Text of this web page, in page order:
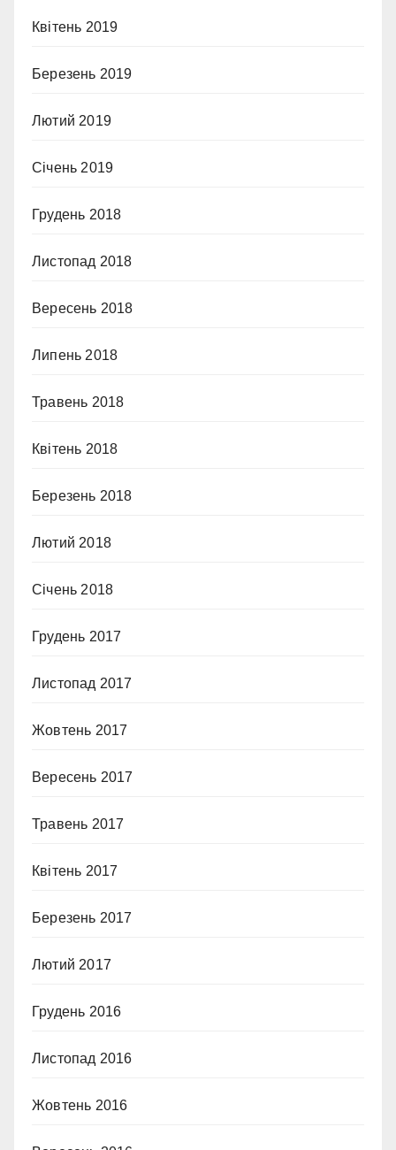
Квітень 2019
Березень 2019
Лютий 2019
Січень 2019
Грудень 2018
Листопад 2018
Вересень 2018
Липень 2018
Травень 2018
Квітень 2018
Березень 2018
Лютий 2018
Січень 2018
Грудень 2017
Листопад 2017
Жовтень 2017
Вересень 2017
Травень 2017
Квітень 2017
Березень 2017
Лютий 2017
Грудень 2016
Листопад 2016
Жовтень 2016